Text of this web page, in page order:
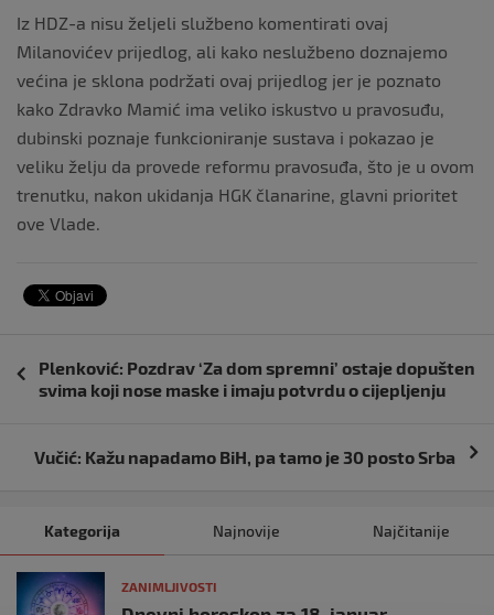
Iz HDZ-a nisu željeli službeno komentirati ovaj
Milanovićev prijedlog, ali kako neslužbeno doznajemo
većina je sklona podržati ovaj prijedlog jer je poznato
kako Zdravko Mamić ima veliko iskustvo u pravosuđu,
dubinski poznaje funkcioniranje sustava i pokazao je
veliku želju da provede reformu pravosuđa, što je u ovom
trenutku, nakon ukidanja HGK članarine, glavni prioritet
ove Vlade.
objava
Plenković: Pozdrav ‘Za dom spremni’ ostaje dopušten
svima koji nose maske i imaju potvrdu o cijepljenju
Vučić: Kažu napadamo BiH, pa tamo je 30 posto Srba
Kategorija Najnovije Najčitanije
ZANIMLJIVOSTI